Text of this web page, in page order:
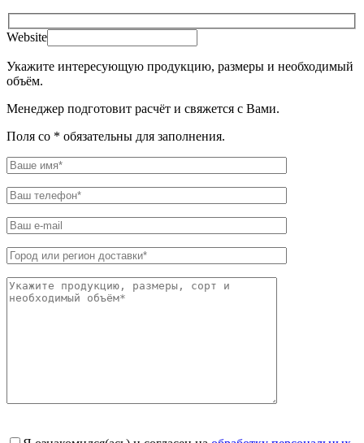
Website
Укажите интересующую продукцию, размеры и необходимый
объём.
Менеджер подготовит расчёт и свяжется с Вами.
Поля со * обязательны для заполнения.